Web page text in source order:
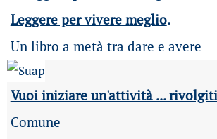
Leggere per vivere meglio.
Un libro a metà tra dare e avere
Vuoi iniziare un'attività ... rivolgiti
Comune